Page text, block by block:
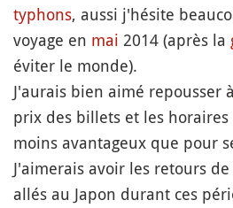
typhons, aussi j'hésite
voyage en mai 2014 (après la
éviter le monde).
J'aurais bien aimé repousser à
prix des billets et les horaires
moins avantageux que pour
J'aimerais avoir les retours
allés au Japon durant ces